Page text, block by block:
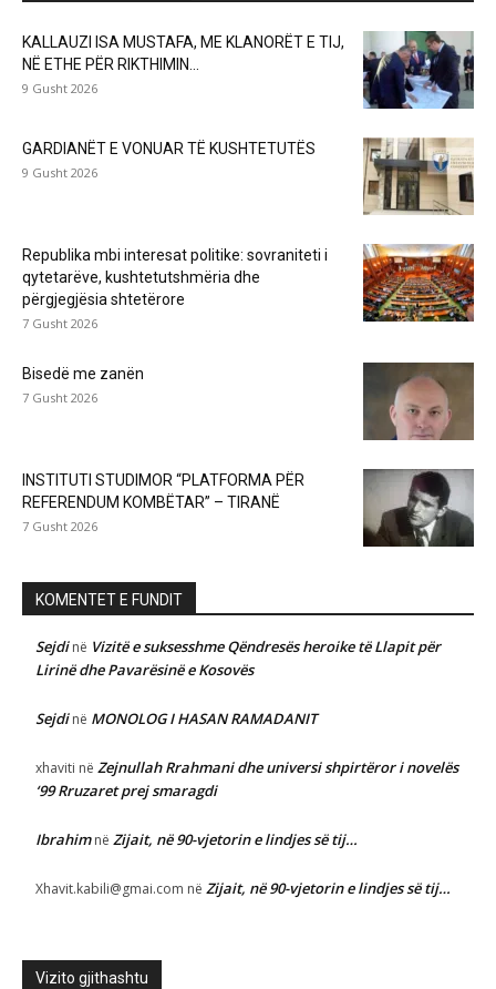
KALLAUZI ISA MUSTAFA, ME KLANORËT E TIJ,
NË ETHE PËR RIKTHIMIN...
9 Gusht 2026
GARDIANËT E VONUAR TË KUSHTETUTËS
9 Gusht 2026
Republika mbi interesat politike: sovraniteti i
qytetarëve, kushtetutshmëria dhe
përgjegjësia shtetërore
7 Gusht 2026
Bisedë me zanën
7 Gusht 2026
INSTITUTI STUDIMOR “PLATFORMA PËR
REFERENDUM KOMBËTAR” – TIRANË
7 Gusht 2026
KOMENTET E FUNDIT
Sejdinë Vizitë e suksesshme Qëndresës heroike të Llapit për
Lirinë dhe Pavarësinë e Kosovës
Sejdinë MONOLOG I HASAN RAMADANIT
xhaviti në Zejnullah Rrahmani dhe universi shpirtëror i novelës
‘99 Rruzaret prej smaragdi
Ibrahimnë Zijait, në 90-vjetorin e lindjes së tij…
Xhavit.kabili@gmai.com në Zijait, në 90-vjetorin e lindjes së tij…
Vizito gjithashtu